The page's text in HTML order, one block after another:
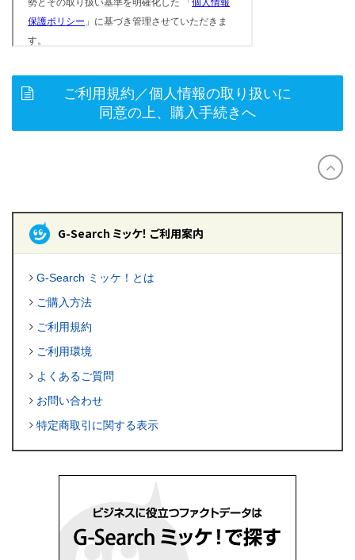
ご利用規約／個人情報の取り扱いに
同意の上、購入手続きへ
G-Search ミッケ！ ご利用案内
G-Search ミッケ！とは
ご購入方法
ご利用規約
ご利用環境
よくあるご質問
お問い合わせ
特定商取引に関する表示